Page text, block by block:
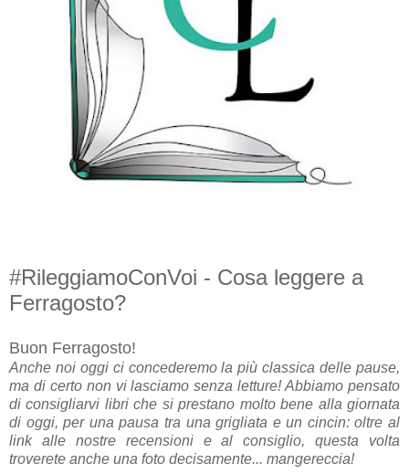
#RileggiamoConVoi - Cosa leggere a
Ferragosto?
Buon Ferragosto!
Anche noi oggi ci concederemo la più classica delle pause,
ma di certo non vi lasciamo senza letture! Abbiamo pensato
di consigliarvi libri che si prestano molto bene alla giornata
di oggi, per una pausa tra una grigliata e un cincin: oltre al
link alle nostre recensioni e al consiglio, questa volta
troverete anche una foto decisamente... mangereccia!